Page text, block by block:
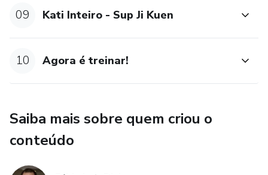
09 Kati Inteiro - Sup Ji Kuen
10 Agora é treinar!
Saiba mais sobre quem criou o
conteúdo